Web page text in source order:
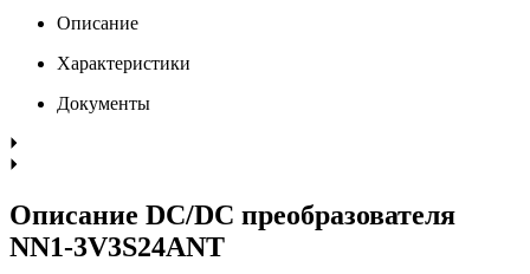
Описание
Характеристики
Документы
Описание DC/DC преобразователя
NN1-3V3S24ANT